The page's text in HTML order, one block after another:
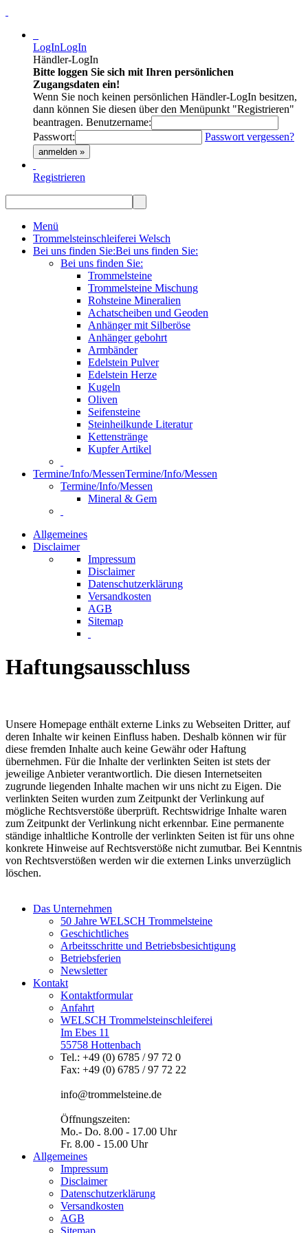
LogInLogIn
Händler-LogIn
Bitte loggen Sie sich mit Ihren persönlichen
Zugangsdaten ein!
Wenn Sie noch keinen persönlichen Händler-LogIn besitzen,
dann können Sie diesen über den Menüpunkt "Registrieren"
beantragen. Benutzername:
Passwort:
Passwort vergessen?
anmelden »
Registrieren
Menü
Trommelsteinschleiferei Welsch
Bei uns finden Sie:Bei uns finden Sie:
Bei uns finden Sie:
Trommelsteine
Trommelsteine Mischung
Rohsteine Mineralien
Achatscheiben und Geoden
Anhänger mit Silberöse
Anhänger gebohrt
Armbänder
Edelstein Pulver
Edelstein Herze
Kugeln
Oliven
Seifensteine
Steinheilkunde Literatur
Kettenstränge
Kupfer Artikel
Termine/Info/MessenTermine/Info/Messen
Termine/Info/Messen
Mineral & Gem
Allgemeines
Disclaimer
Impressum
Disclaimer
Datenschutzerklärung
Versandkosten
AGB
Sitemap
Haftungsausschluss
Unsere Homepage enthält externe Links zu Webseiten Dritter, auf
deren Inhalte wir keinen Einfluss haben. Deshalb können wir für
diese fremden Inhalte auch keine Gewähr oder Haftung
übernehmen. Für die Inhalte der verlinkten Seiten ist stets der
jeweilige Anbieter verantwortlich. Die diesen Internetseiten
zugrunde liegenden Inhalte machen wir uns nicht zu Eigen. Die
verlinkten Seiten wurden zum Zeitpunkt der Verlinkung auf
mögliche Rechtsverstöße überprüft. Rechtswidrige Inhalte waren
zum Zeitpunkt der Verlinkung nicht erkennbar. Eine permanente
ständige inhaltliche Kontrolle der verlinkten Seiten ist für uns ohne
konkrete Hinweise auf Rechtsverstöße nicht zumutbar. Bei Kenntnis
von Rechtsverstößen werden wir die externen Links unverzüglich
löschen.
Das Unternehmen
50 Jahre WELSCH Trommelsteine
Geschichtliches
Arbeitsschritte und Betriebsbesichtigung
Betriebsferien
Newsletter
Kontakt
Kontaktformular
Anfahrt
WELSCH Trommelsteinschleiferei
Im Ebes 11
55758 Hottenbach
Tel.: +49 (0) 6785 / 97 72 0
Fax: +49 (0) 6785 / 97 72 22
info@trommelsteine.de
Öffnungszeiten:
Mo.- Do. 8.00 - 17.00 Uhr
Fr. 8.00 - 15.00 Uhr
Allgemeines
Impressum
Disclaimer
Datenschutzerklärung
Versandkosten
AGB
Sitemap